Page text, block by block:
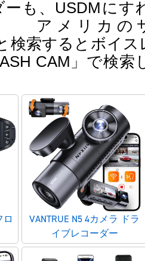
も、USDMにす
アメリカの
検索するとボイ
CAM」で検索
ロ
VANTRUE N5 4カメラ ドラ
イブレコーダー